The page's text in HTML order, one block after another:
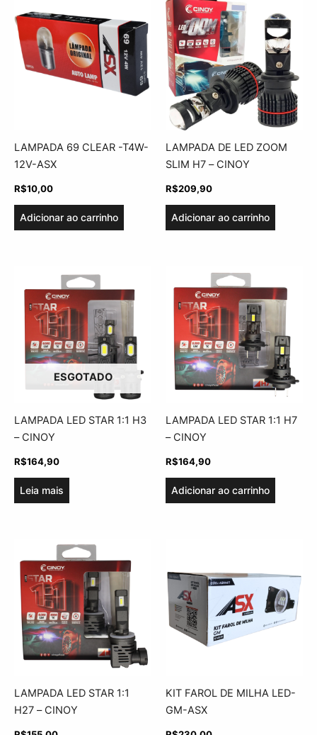
LAMPADA 69 CLEAR -T4W-
12V-ASX
R$10,00
Adicionar ao carrinho
LAMPADA DE LED ZOOM
SLIM H7 – CINOY
R$209,90
Adicionar ao carrinho
ESGOTADO
LAMPADA LED STAR 1:1 H3
– CINOY
R$164,90
Leia mais
LAMPADA LED STAR 1:1 H7
– CINOY
R$164,90
Adicionar ao carrinho
LAMPADA LED STAR 1:1
H27 – CINOY
KIT FAROL DE MILHA LED-
GM-ASX